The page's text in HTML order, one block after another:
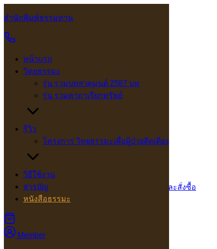
to
สำนักพิมพ์ธรรมทาน
หน้าแรก
วิทยุธรรมะ
รุ่น รวมบทสวดมนต์ 2587 บท
รุ่น รวมคาถาเรียกทรัพย์
รีวิว
โครงการ วิทยุธรรมะเพื่อผู้ป่วยติดเตียง
วิธีใช้งาน
สารบัญ
หนังสือธรรมะ
Member
Search
หนังสือธรรมะ
หนังสือธรรมะ
Showing 1–12 of 16 results
ว2739 พ่อพระในบ้าน
15.00 สอบถามและสั่งซื้อ
ว2740 แม่พระในบ้าน